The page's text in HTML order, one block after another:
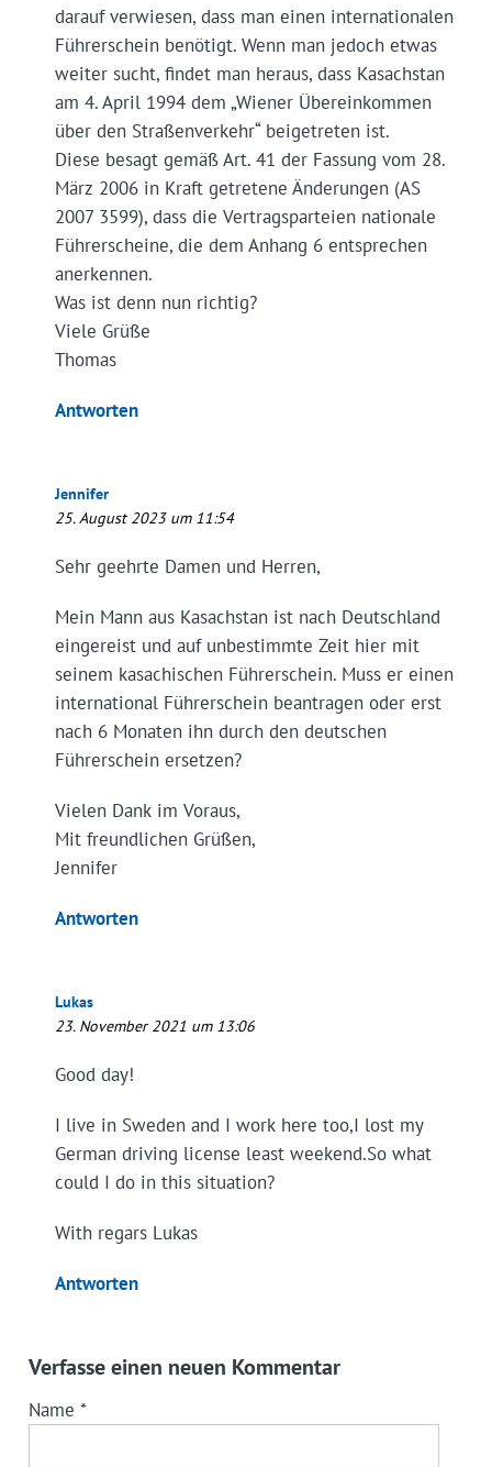
darauf verwiesen, dass man einen internationalen
Führerschein benötigt. Wenn man jedoch etwas
weiter sucht, findet man heraus, dass Kasachstan
am 4. April 1994 dem „Wiener Übereinkommen
über den Straßenverkehr“ beigetreten ist.
Diese besagt gemäß Art. 41 der Fassung vom 28.
März 2006 in Kraft getretene Änderungen (AS
2007 3599), dass die Vertragsparteien nationale
Führerscheine, die dem Anhang 6 entsprechen
anerkennen.
Was ist denn nun richtig?
Viele Grüße
Thomas
Antworten
Jennifer
25. August 2023 um 11:54
Sehr geehrte Damen und Herren,
Mein Mann aus Kasachstan ist nach Deutschland
eingereist und auf unbestimmte Zeit hier mit
seinem kasachischen Führerschein. Muss er einen
international Führerschein beantragen oder erst
nach 6 Monaten ihn durch den deutschen
Führerschein ersetzen?
Vielen Dank im Voraus,
Mit freundlichen Grüßen,
Jennifer
Antworten
Lukas
23. November 2021 um 13:06
Good day!
I live in Sweden and I work here too,I lost my
German driving license least weekend.So what
could I do in this situation?
With regars Lukas
Antworten
Verfasse einen neuen Kommentar
Name *